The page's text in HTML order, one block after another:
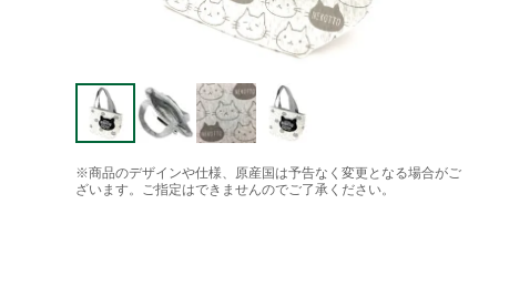
※商品のデザインや仕様、原産国は予告なく変更となる場合がご
ざいます。ご指定はできませんのでご了承ください。